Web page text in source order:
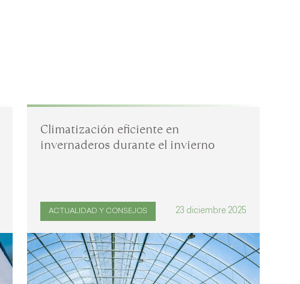
Climatización eficiente en
invernaderos durante el invierno
ACTUALIDAD Y CONSEJOS 23 diciembre 2025